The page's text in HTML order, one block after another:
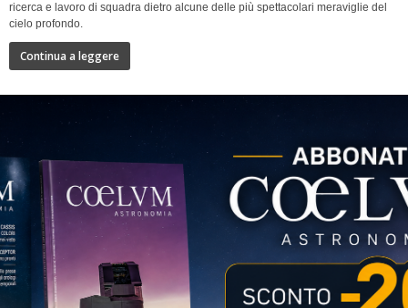
ricerca e lavoro di squadra dietro alcune delle più spettacolari meraviglie del
cielo profondo.
Continua a leggere